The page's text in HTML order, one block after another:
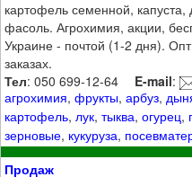
картофель семенной, капуста,
фасоль. Агрохимия, акции,
Украине - почтой (1-2 дня).
заказах.
Тел: 050 699-12-64 E-mail:
агрохимия,фрукты,арбуз,
картофель,лук,тыква,огурец,
зерновые, кукуруза,
Продаж